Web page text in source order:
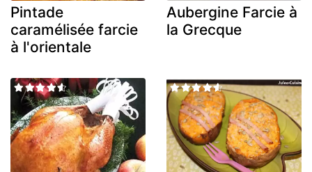
Pintade
caramélisée farcie
à l'orientale
Aubergine Farcie à
la Grecque